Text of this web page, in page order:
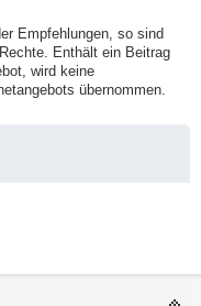
Empfehlungen, so sind
Enthält ein Beitrag
wird keine
übernommen.